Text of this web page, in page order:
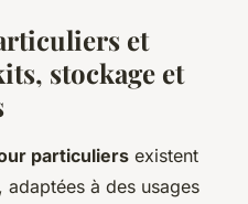
et
stockage et
particuliers existent
à des usages